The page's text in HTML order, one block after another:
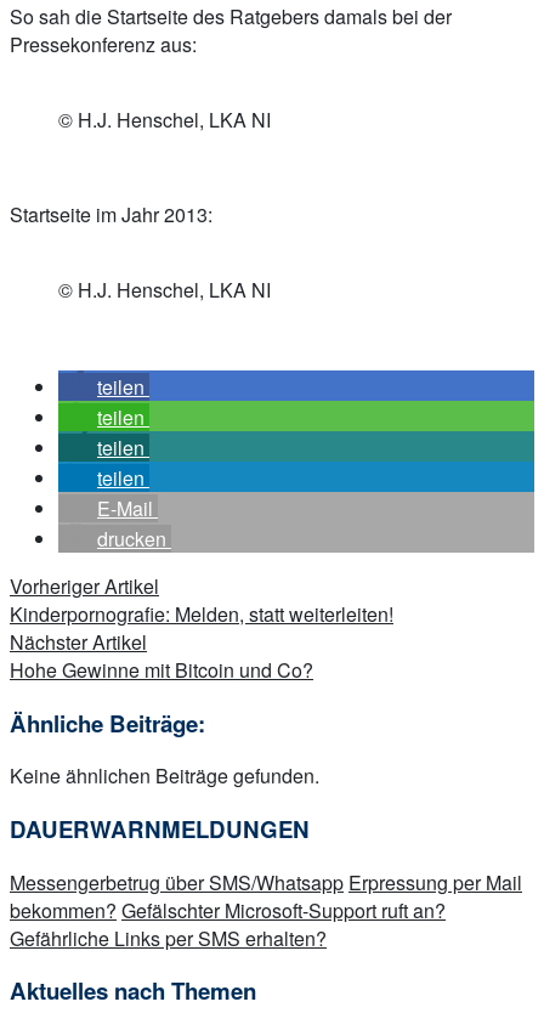
So sah die Startseite des Ratgebers damals bei der
Pressekonferenz aus:
© H.J. Henschel, LKA NI
Startseite im Jahr 2013:
© H.J. Henschel, LKA NI
teilen
teilen
teilen
teilen
E-Mail
drucken
Beitragsnavigation
Vorheriger Artikel
Kinderpornografie: Melden, statt weiterleiten!
Nächster Artikel
Hohe Gewinne mit Bitcoin und Co?
Ähnliche Beiträge:
Keine ähnlichen Beiträge gefunden.
DAUERWARNMELDUNGEN
Messengerbetrug über SMS/Whatsapp Erpressung per Mail
bekommen? Gefälschter Microsoft-Support ruft an?
Gefährliche Links per SMS erhalten?
Aktuelles nach Themen